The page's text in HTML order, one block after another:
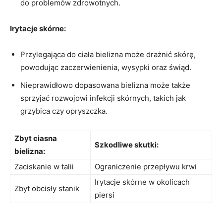
do problemów zdrowotnych.
Irytacje skórne:
Przylegająca do ciała bielizna może drażnić skórę,
powodując zaczerwienienia, wysypki oraz świąd.
Nieprawidłowo dopasowana bielizna⁢ może także
sprzyjać ‌rozwojowi infekcji skórnych, takich jak
⁤grzybica czy opryszczka.
Zbyt ciasna
bielizna:
Szkodliwe skutki:
Zaciskanie w talii Ograniczenie przepływu krwi
Zbyt ‌obcisły stanik
Irytacje skórne w okolicach
⁣piersi